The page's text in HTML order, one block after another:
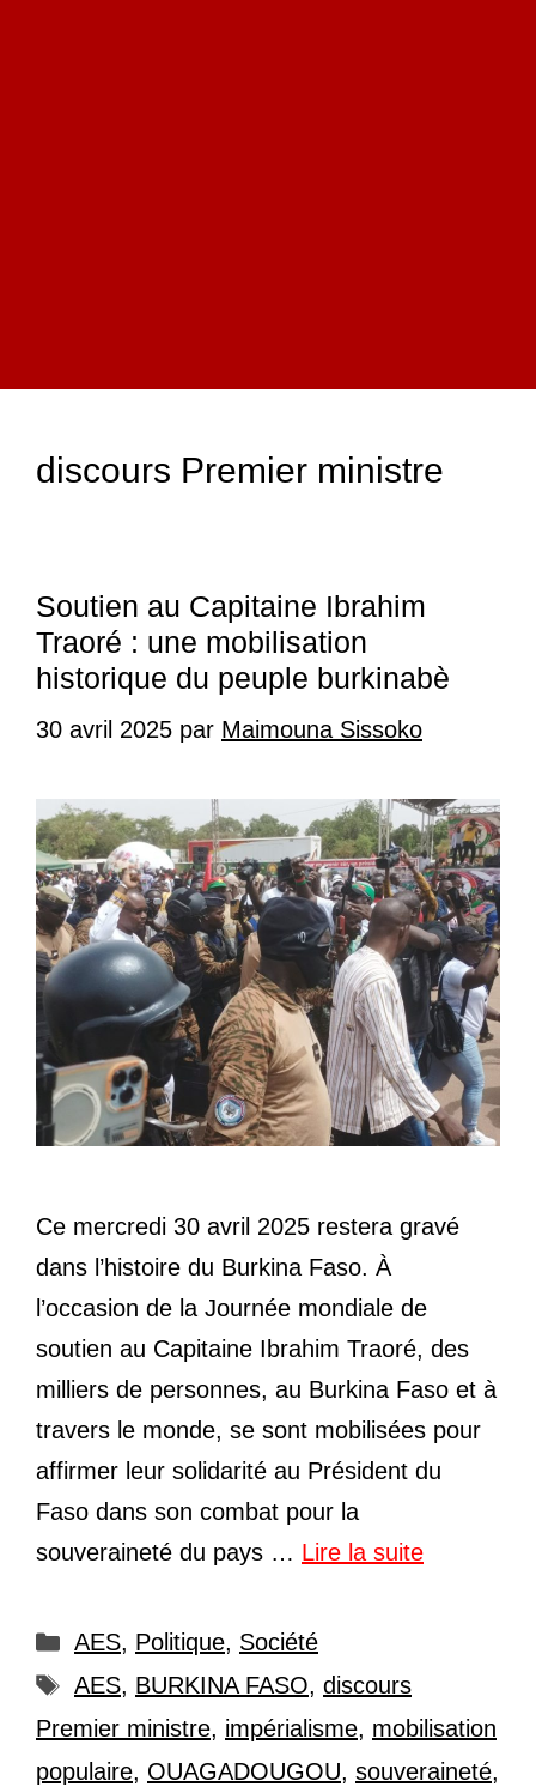
discours Premier ministre
Soutien au Capitaine Ibrahim
Traoré : une mobilisation
historique du peuple burkinabè
30 avril 2025 par Maimouna Sissoko
Ce mercredi 30 avril 2025 restera gravé
dans l’histoire du Burkina Faso. À
l’occasion de la Journée mondiale de
soutien au Capitaine Ibrahim Traoré, des
milliers de personnes, au Burkina Faso et à
travers le monde, se sont mobilisées pour
affirmer leur solidarité au Président du
Faso dans son combat pour la
souveraineté du pays … Lire la suite
Catégories
AES, Politique, Société
Étiquettes
AES, BURKINA FASO, discours
Premier ministre, impérialisme, mobilisation
populaire, OUAGADOUGOU, souveraineté,